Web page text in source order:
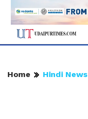
Home Hindi News